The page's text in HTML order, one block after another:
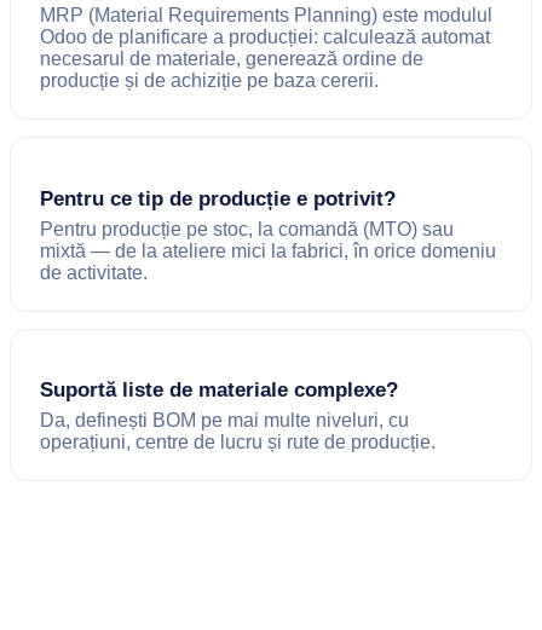
MRP (Material Requirements Planning) este modulul
Odoo de planificare a producției: calculează automat
necesarul de materiale, generează ordine de
producție și de achiziție pe baza cererii.
Pentru ce tip de producție e potrivit?
Pentru producție pe stoc, la comandă (MTO) sau
mixtă — de la ateliere mici la fabrici, în orice domeniu
de activitate.
Suportă liste de materiale complexe?
Da, definești BOM pe mai multe niveluri, cu
operațiuni, centre de lucru și rute de producție.